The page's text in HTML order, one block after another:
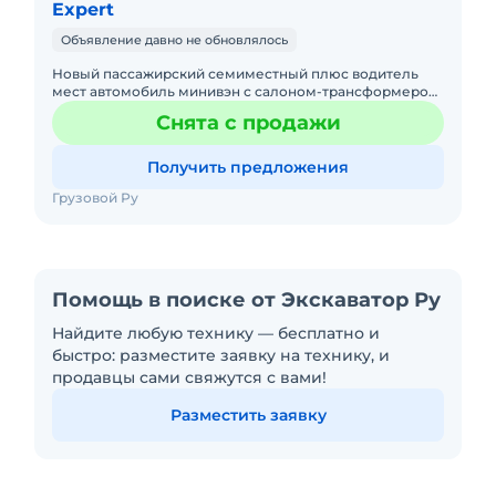
Expert
Объявление давно не обновлялось
Новый пассажирский семиместный плюс водитель
мест автомобиль минивэн с салоном-трансформером
Ривьера Peugeot Expert Tour Transformer 8 мест. База
L2H1. Салон ле Снята с продажи
Получить предложения
Грузовой Ру
Помощь в поиске от Экскаватор Ру
Найдите любую технику — бесплатно и
быстро: разместите заявку на технику, и
продавцы сами свяжутся с вами!
Разместить заявку